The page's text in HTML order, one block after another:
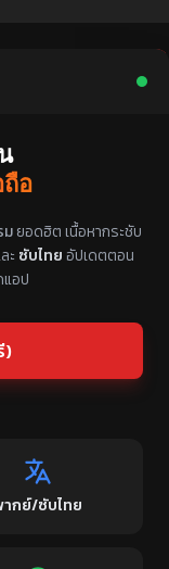
อ
ยอดฮิต เนื้อหากระชับ
ะ ซับไทยอัปเดตตอน
แอป
)
กย์/ซับไทย